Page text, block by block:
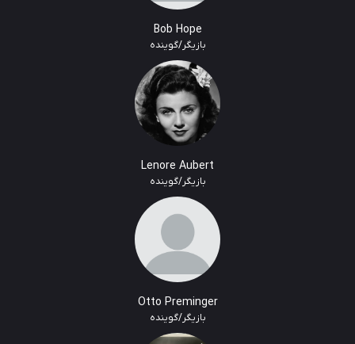
Bob Hope
بازیگر/گوینده
Lenore Aubert
بازیگر/گوینده
Otto Preminger
بازیگر/گوینده